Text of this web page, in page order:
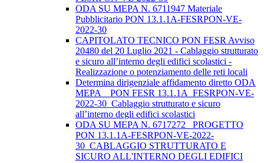
ODA SU MEPA N. 6711947 Materiale
Pubblicitario PON 13.1.1A-FESRPON-VE-
2022-30
CAPITOLATO TECNICO PON FESR Avviso
20480 del 20 Luglio 2021 - Cablaggio strutturato
e sicuro all’interno degli edifici scolastici -
Realizzazione o potenziamento delle reti locali
Determina dirigenziale affidamento diretto ODA
MEPA _ PON FESR 13.1.1A_FESRPON-VE-
2022-30_Cablaggio strutturato e sicuro
all’interno degli edifici scolastici
ODA SU MEPA N. 6717272_ PROGETTO
PON 13.1.1A-FESRPON-VE-2022-
30_CABLAGGIO STRUTTURATO E
SICURO ALL'INTERNO DEGLI EDIFICI